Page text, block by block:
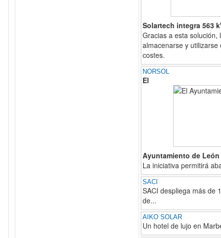
Solartech integra 563
Gracias a esta
almacenarse y
costes.
NORSOL
El
Ayuntamiento de
La iniciativa permitirá
SACI
SACI despliega más de
de...
AIKO SOLAR
Un hotel de lujo en